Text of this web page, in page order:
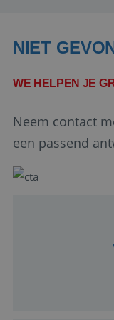
NIET
WE HELPEN JE
Neem contact
een passend